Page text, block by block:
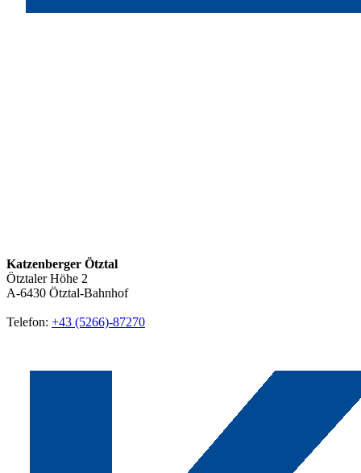
Katzenberger Ötztal
Ötztaler Höhe 2
A-6430 Ötztal-Bahnhof
Telefon: +43 (5266)-87270